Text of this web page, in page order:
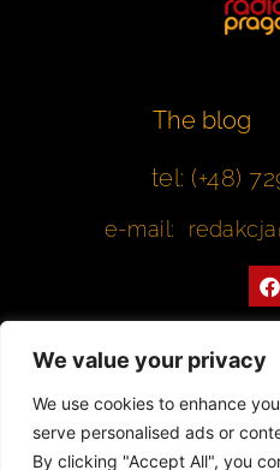
We value your privacy
We use cookies to enhance
serve personalised ads or
By clicking "Accept All", you
The blog
tel: (+48)
e-mail:
F
a
c
o
k
Współpracujemy z
© 2022 All rights